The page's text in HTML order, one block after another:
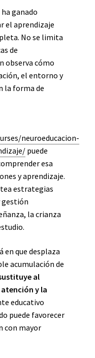
ganado
el aprendizaje
No se limita
de
observa cómo
el entorno y
la forma de
neuroeducacion-
puede
esa
y aprendizaje.
estrategias
gestión
la crianza
en que desplaza
acumulación de
al
y la
educativo
puede favorecer
con mayor